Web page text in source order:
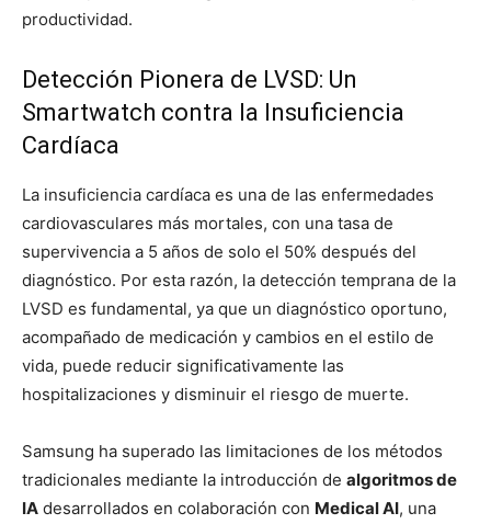
productividad.
Detección Pionera de LVSD: Un
Smartwatch contra la Insuficiencia
Cardíaca
La insuficiencia cardíaca es una de las enfermedades
cardiovasculares más mortales, con una tasa de
supervivencia a 5 años de solo el 50% después del
diagnóstico. Por esta razón, la detección temprana de la
LVSD es fundamental, ya que un diagnóstico oportuno,
acompañado de medicación y cambios en el estilo de
vida, puede reducir significativamente las
hospitalizaciones y disminuir el riesgo de muerte.
Samsung ha superado las limitaciones de los métodos
tradicionales mediante la introducción de algoritmos de
IA desarrollados en colaboración con Medical AI, una